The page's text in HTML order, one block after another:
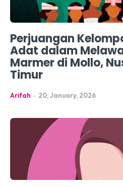
Perjuangan
Adat dalam
Marmer di Mollo,
Timur
Arifah - 20, January, 2026